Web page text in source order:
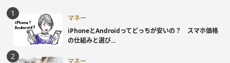
マネー
iPhoneとAndroidってどっちが安いの？ スマホ価格
の仕組みと選び...
マネー